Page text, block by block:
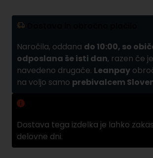
Naročila, oddana do 10:00, so
odposlana še isti dan, razen če
navedeno drugače. Leanpay
na voljo samo prebivalcem
Dostava tega izdelka je lahko
delovne dni.